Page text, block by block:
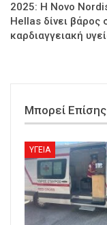
2025: Η Novo
Hellas δίνει βάρος
καρδιαγγειακή
Μπορεί
ΥΓΕΙΑ